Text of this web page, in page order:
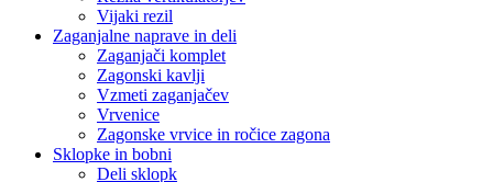
Vijaki rezil
Zaganjalne naprave in deli
Zaganjači komplet
Zagonski kavlji
Vzmeti zaganjačev
Vrvenice
Zagonske vrvice in ročice zagona
Sklopke in bobni
Deli sklopk